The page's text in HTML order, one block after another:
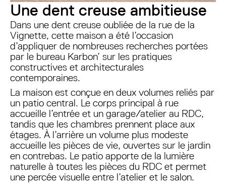
Une dent creuse ambitieuse
Dans une dent creuse oubliée de la rue de la
Vignette, cette maison a été l’occasion
d’appliquer de nombreuses recherches portées
par le bureau Karbon’ sur les pratiques
constructives et architecturales
contemporaines.
La maison est conçue en deux volumes reliés par
un patio central. Le corps principal à rue
accueille l’entrée et un garage/atelier au RDC,
tandis que les chambres prennent place aux
étages. À l’arrière un volume plus modeste
accueille les pièces de vie, ouvertes sur le jardin
en contrebas. Le patio apporte de la lumière
naturelle à toutes les pièces du RDC et permet
une percée visuelle entre l’atelier et le salon.